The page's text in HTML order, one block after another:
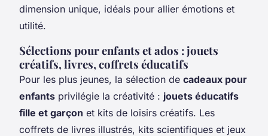
dimension unique, idéals pour allier émotions et
utilité.
Sélections pour enfants et ados : jouets
créatifs, livres, coffrets éducatifs
Pour les plus jeunes, la sélection de cadeaux pour
enfants privilégie la créativité : jouets éducatifs
fille et garçon et kits de loisirs créatifs. Les
coffrets de livres illustrés, kits scientifiques et jeux